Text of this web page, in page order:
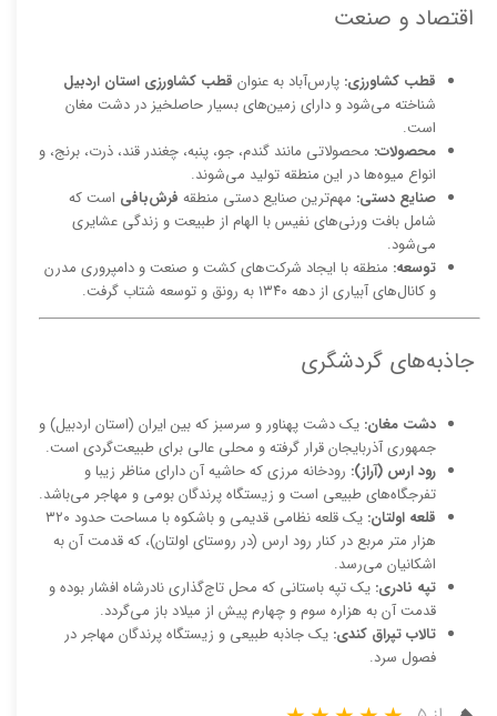
اقتصاد و صنعت
قطب کشاورزی: پارس‌آباد به عنوان قطب کشاورزی استان اردبیل
شناخته می‌شود و دارای زمین‌های بسیار حاصلخیز در دشت مغان
است.
محصولات: محصولاتی مانند گندم، جو، پنبه، چغندر قند، ذرت، برنج، و
انواع میوه‌ها در این منطقه تولید می‌شوند.
صنایع دستی: مهم‌ترین صنایع دستی منطقه فرش‌بافی است که
شامل بافت ورنی‌های نفیس با الهام از طبیعت و زندگی عشایری
می‌شود.
توسعه: منطقه با ایجاد شرکت‌های کشت و صنعت و دامپروری مدرن
و کانال‌های آبیاری از دهه ۱۳۴۰ به رونق و توسعه شتاب گرفت.
جاذبه‌های گردشگری
دشت مغان: یک دشت پهناور و سرسبز که بین ایران (استان اردبیل) و
جمهوری آذربایجان قرار گرفته و محلی عالی برای طبیعت‌گردی است.
رود ارس (آراز): رودخانه مرزی که حاشیه آن دارای مناظر زیبا و
تفرجگاه‌های طبیعی است و زیستگاه پرندگان بومی و مهاجر می‌باشد.
قلعه اولتان:
یک قلعه نظامی قدیمی و باشکوه با مساحت حدود ۳۲۰
هزار متر مربع در کنار رود ارس (در روستای اولتان)، که قدمت آن به
اشکانیان می‌رسد.
تپه نادری: یک تپه باستانی که محل تاج‌گذاری نادرشاه افشار بوده و
قدمت آن به هزاره سوم و چهارم پیش از میلاد باز می‌گردد.
تالاب تپراق کندی: یک جاذبه طبیعی و زیستگاه پرندگان مهاجر در
فصول سرد.